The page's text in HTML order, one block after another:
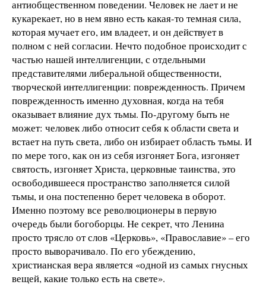
антиобщественном поведении. Человек не лает и не
кукарекает, но в нем явно есть какая-то темная сила,
которая мучает его, им владеет, и он действует в
полном с ней согласии. Нечто подобное происходит с
частью нашей интеллигенции, с отдельными
представителями либеральной общественности,
творческой интеллигенции: поврежденность. Причем
поврежденность именно духовная, когда на тебя
оказывает влияние дух тьмы. По-другому быть не
может: человек либо относит себя к области света и
встает на путь света, либо он избирает область тьмы. И
по мере того, как он из себя изгоняет Бога, изгоняет
святость, изгоняет Христа, церковные таинства, это
освободившееся пространство заполняется силой
тьмы, и она постепенно берет человека в оборот.
Именно поэтому все революционеры в первую
очередь были богоборцы. Не секрет, что Ленина
просто трясло от слов «Церковь», «Православие» – его
просто выворачивало. По его убеждению,
христианская вера является «одной из самых гнусных
вещей, какие только есть на свете».